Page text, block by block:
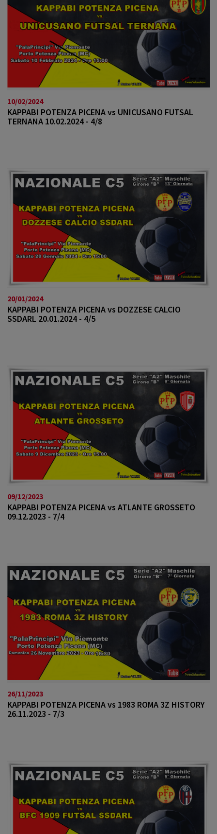
10/02/2024
KAPPABI POTENZA PICENA vs UNICUSANO FUTSAL
TERNANA 10.02.2024 - 4/8
20/01/2024
KAPPABI POTENZA PICENA vs DOZZESE CALCIO
SSDARL 20.01.2024 - 4/5
09/12/2023
KAPPABI POTENZA PICENA vs ATLANTE GROSSETO
09.12.2023 - 7/4
26/11/2023
KAPPABI POTENZA PICENA vs 1983 ROMA 3Z HISTORY
26.11.2023 - 7/3